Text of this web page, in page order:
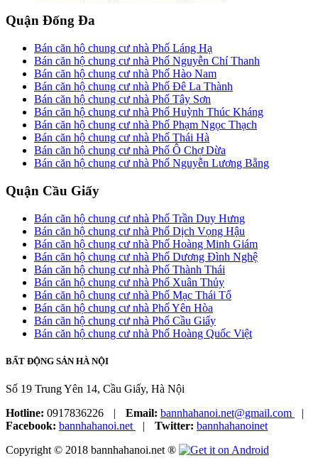
Quận Đống Đa
Bán căn hộ chung cư nhà Phố Láng Hạ
Bán căn hộ chung cư nhà Phố Nguyễn Chí Thanh
Bán căn hộ chung cư nhà Phố Hào Nam
Bán căn hộ chung cư nhà Phố Đê La Thành
Bán căn hộ chung cư nhà Phố Tây Sơn
Bán căn hộ chung cư nhà Phố Huỳnh Thúc Kháng
Bán căn hộ chung cư nhà Phố Phạm Ngọc Thạch
Bán căn hộ chung cư nhà Phố Thái Hà
Bán căn hộ chung cư nhà Phố Ô Chợ Dừa
Bán căn hộ chung cư nhà Phố Nguyễn Lương Bằng
Quận Cầu Giấy
Bán căn hộ chung cư nhà Phố Trần Duy Hưng
Bán căn hộ chung cư nhà Phố Dịch Vọng Hậu
Bán căn hộ chung cư nhà Phố Hoàng Minh Giám
Bán căn hộ chung cư nhà Phố Dương Đình Nghệ
Bán căn hộ chung cư nhà Phố Thành Thái
Bán căn hộ chung cư nhà Phố Xuân Thủy
Bán căn hộ chung cư nhà Phố Mạc Thái Tổ
Bán căn hộ chung cư nhà Phố Yên Hòa
Bán căn hộ chung cư nhà Phố Cầu Giấy
Bán căn hộ chung cư nhà Phố Hoàng Quốc Việt
BẤT ĐỘNG SẢN HÀ NỘI
Số 19 Trung Yên 14, Cầu Giấy, Hà Nội
Hotline: 0917836226 | Email: bannhahanoi.net@gmail.com
|
Facebook: bannhahanoi.net | Twitter: bannhahanoinet
Copyright © 2018 bannhahanoi.net ®